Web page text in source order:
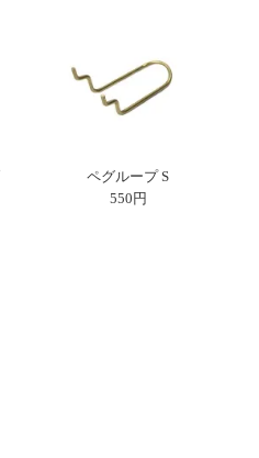
ペグループ S
550円